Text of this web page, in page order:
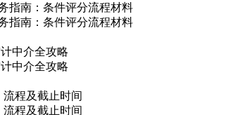
指南：条件评分流程材料
指南：条件评分流程材料
中介全攻略
中介全攻略
程及截止时间
程及截止时间